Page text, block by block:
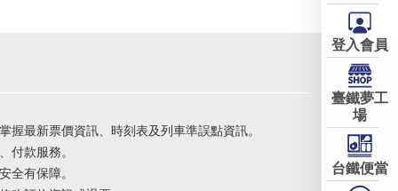
握最新票價資訊、時刻表及列車準誤點資訊。
付款服務。
全有保障。
登入會員
臺鐵夢工
場
台鐵便當